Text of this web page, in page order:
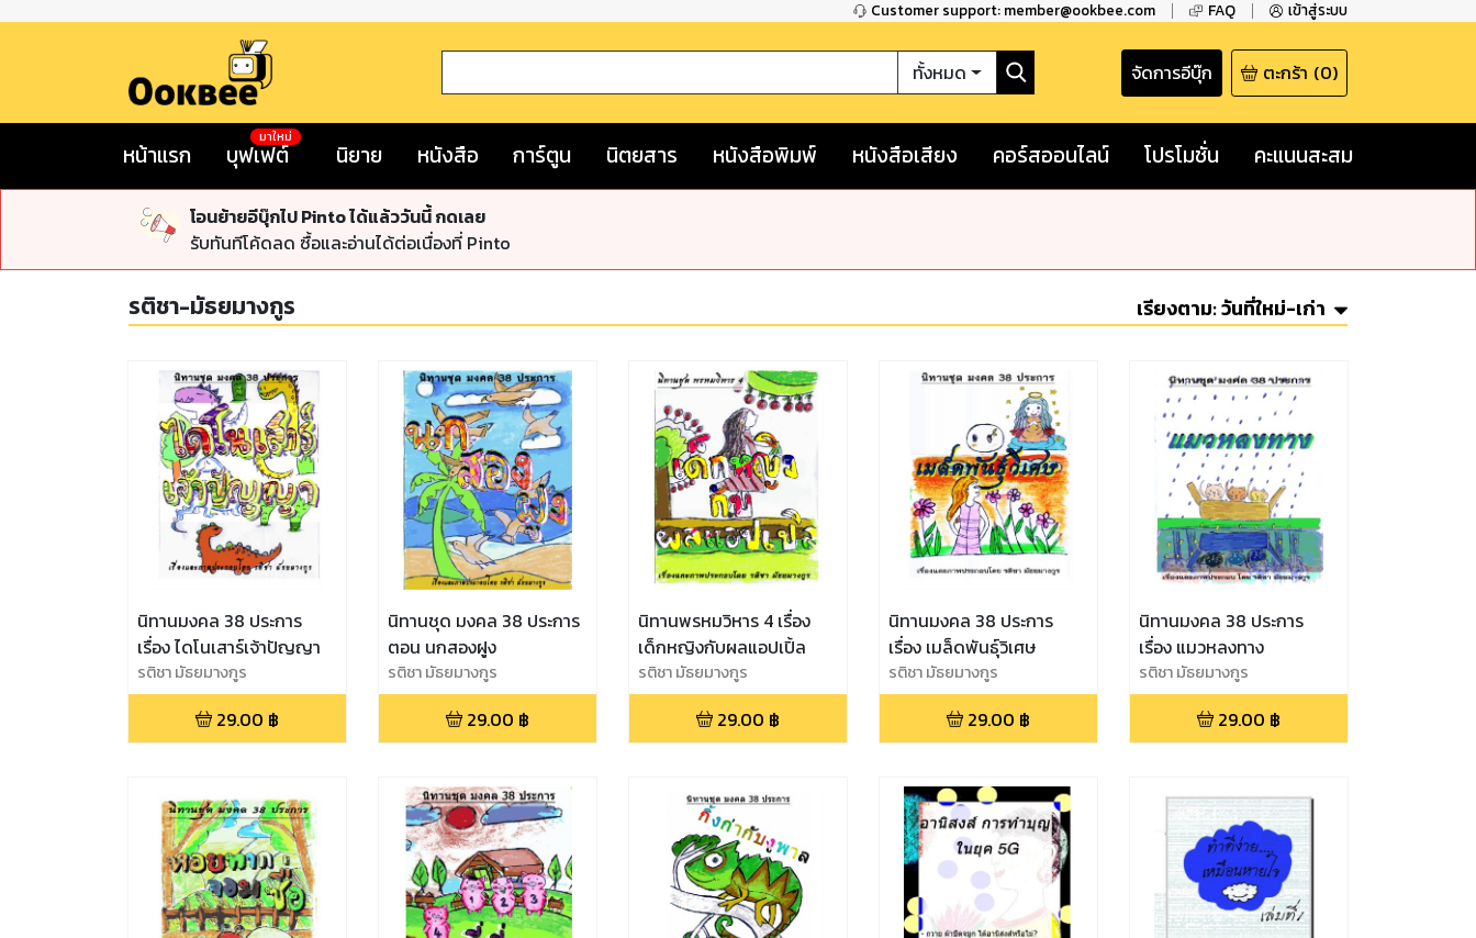
Customer support: member@ookbee.com FAQ เข้าสู่ระบบ
ทั้งหมด จัดการอีบุ๊ก ตะกร้า (0)
หน้าแรก บุฟเฟต์
มาใหม่
นิยาย หนังสือ การ์ตูน นิตยสาร หนังสือพิมพ์ หนังสือเสียง คอร์สออนไลน์ โปรโมชั่น คะแนนสะสม
โอนย้ายอีบุ๊กไป Pinto ได้แล้ววันนี้ กดเลย
รับทันทีโค้ดลด ซื้อและอ่านได้ต่อเนื่องที่ Pinto
รติชา-มัธยมางกูร เรียงตาม:วันที่ใหม่-เก่า
นิทานมงคล 38 ประการ
เรื่อง ไดโนเสาร์เจ้าปัญญา
รติชา มัธยมางกูร
29.00 ฿
นิทานชุด มงคล 38 ประการ
ตอน นกสองฝูง
รติชา มัธยมางกูร
29.00 ฿
นิทานพรหมวิหาร 4 เรื่อง
เด็กหญิงกับผลแอปเปิ้ล
รติชา มัธยมางกูร
29.00 ฿
นิทานมงคล 38 ประการ
เรื่อง เมล็ดพันธุ์วิเศษ
รติชา มัธยมางกูร
29.00 ฿
นิทานมงคล 38 ประการ
เรื่อง แมวหลงทาง
รติชา มัธยมางกูร
29.00 ฿